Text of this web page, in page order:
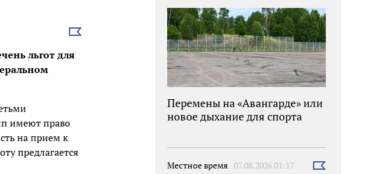
Выбрать
льгот для
имеют право
на прием к
предлагается
Перемены на «Авангарде» или
новое дыхание для спорта
Местное время 07.08.2026 01:17
Выбрать